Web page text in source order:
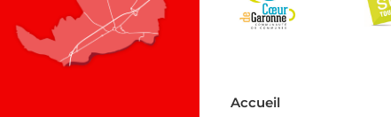
Accueil